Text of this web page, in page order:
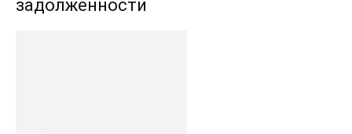
задолженности